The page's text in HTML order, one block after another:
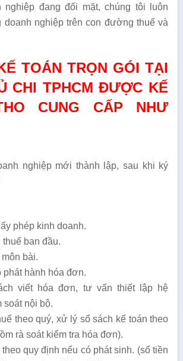
nghiệp đang đối mặt, chúng tôi luôn
doanh nghiệp trên con đường thuế và
TOÁN TRỌN GÓI TẠI
CHI TPHCM ĐƯỢC KẾ
CUNG CẤP NHƯ
nghiệp mới thành lập, sau khi ký
phép kinh doanh.
thuế ban đầu.
bài.
phát hành hóa đơn.
viết hóa đơn, tư vấn thiết lập hệ
soát nội bộ.
theo quý, xử lý sổ sách kế toán theo
rà soát kiểm tra hóa đơn).
quy định nếu có phát sinh. (số tiền